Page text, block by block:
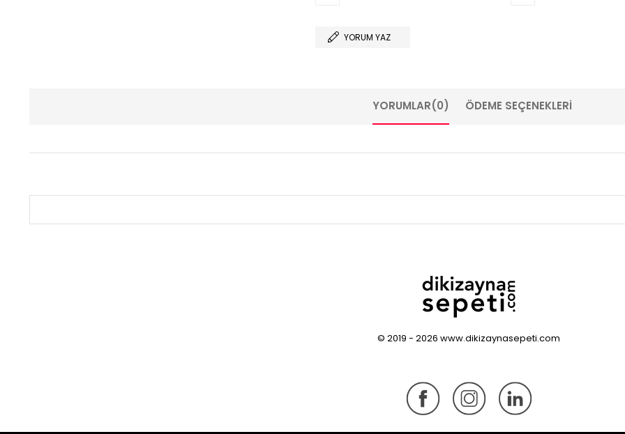
YORUM YAZ
YORUMLAR(0) ÖDEME SEÇENEKLERI
© 2019 - 2026 www.dikizaynasepeti.com